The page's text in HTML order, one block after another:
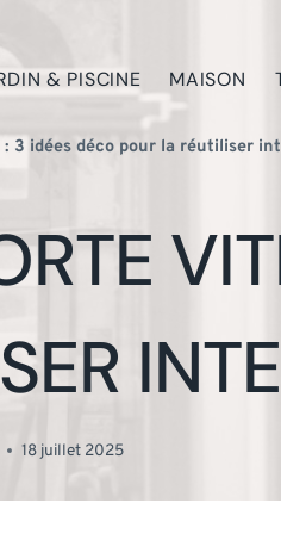
& PISCINE MAISON
3 idées déco pour la réutiliser
18 juillet 2025